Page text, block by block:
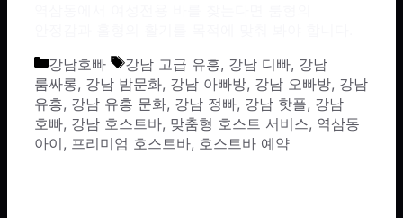
카테고리
강남호빠 태그
강남 고급 유흥, 강남 디빠, 강남
룸싸롱, 강남 밤문화, 강남 아빠방, 강남 오빠방, 강남
유흥, 강남 유흥 문화, 강남 정빠, 강남 핫플, 강남
호빠, 강남 호스트바, 맞춤형 호스트 서비스, 역삼동
아이, 프리미엄 호스트바, 호스트바 예약